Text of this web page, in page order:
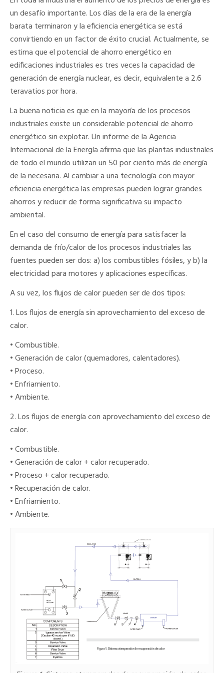
un desafío importante. Los días de la era de la energía
barata terminaron y la eficiencia energética se está
convirtiendo en un factor de éxito crucial. Actualmente, se
estima que el potencial de ahorro energético en
edificaciones industriales es tres veces la capacidad de
generación de energía nuclear, es decir, equivalente a 2.6
teravatios por hora.
La buena noticia es que en la mayoría de los procesos
industriales existe un considerable potencial de ahorro
energético sin explotar. Un informe de la Agencia
Internacional de la Energía afirma que las plantas industriales
de todo el mundo utilizan un 50 por ciento más de energía
de la necesaria. Al cambiar a una tecnología con mayor
eficiencia energética las empresas pueden lograr grandes
ahorros y reducir de forma significativa su impacto
ambiental.
En el caso del consumo de energía para satisfacer la
demanda de frío/calor de los procesos industriales las
fuentes pueden ser dos: a) los combustibles fósiles, y b) la
electricidad para motores y aplicaciones específicas.
A su vez, los flujos de calor pueden ser de dos tipos:
1. Los flujos de energía sin aprovechamiento del exceso de
calor.
• Combustible.
• Generación de calor (quemadores, calentadores).
• Proceso.
• Enfriamiento.
• Ambiente.
2. Los flujos de energía con aprovechamiento del exceso de
calor.
• Combustible.
• Generación de calor + calor recuperado.
• Proceso + calor recuperado.
• Recuperación de calor.
• Enfriamiento.
• Ambiente.